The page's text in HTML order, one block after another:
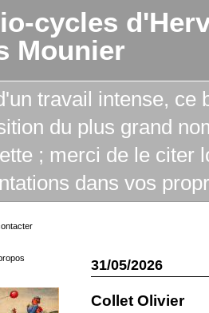
cycles
Mounier
travail intense, ce
du plus grand
; merci de le citer
dans vos
31/05/2026
Collet Olivier